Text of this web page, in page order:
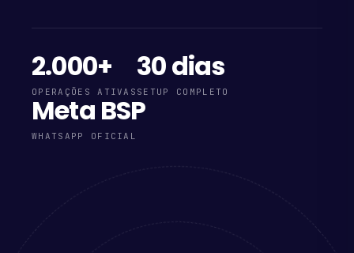
2.000+
OPERAÇÕES ATIVAS
30 dias
SETUP COMPLETO
Meta BSP
WHATSAPP OFICIAL